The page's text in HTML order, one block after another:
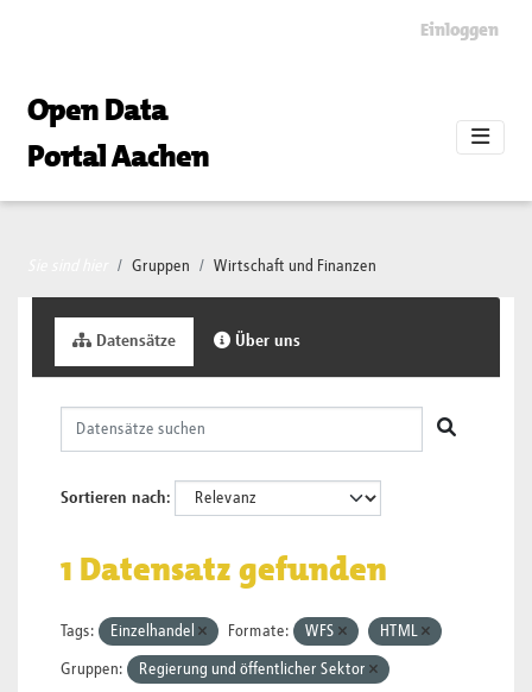
Einloggen
Open Data
Portal Aachen
Gruppen Wirtschaft und Finanzen
Datensätze Über uns
Sortieren nach
1 Datensatz gefunden
Tags: Einzelhandel Formate: WFS HTML
Gruppen: Regierung und öffentlicher Sektor